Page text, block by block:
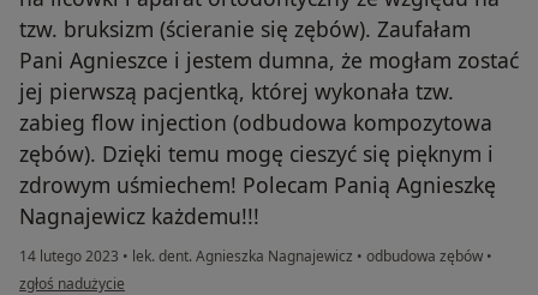
tzw. bruksizm (ścieranie się zębów). Zaufałam
Pani Agnieszce i jestem dumna, że mogłam zostać
jej pierwszą pacjentką, której wykonała tzw.
zabieg flow injection (odbudowa kompozytowa
zębów). Dzięki temu mogę cieszyć się pięknym i
zdrowym uśmiechem! Polecam Panią Agnieszkę
Nagnajewicz każdemu!!!
14 lutego 2023 • lek. dent. Agnieszka Nagnajewicz • odbudowa zębów •
w opinii użytkownika Paulina F.
zgłoś nadużycie